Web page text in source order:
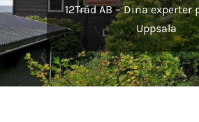
12Träd AB – Dina experter
Uppsala